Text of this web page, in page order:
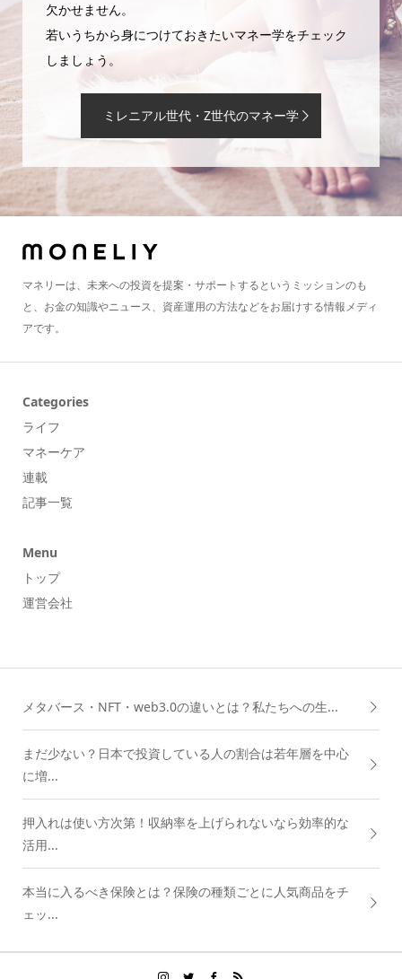
欠かせません。
若いうちから身につけておきたいマネー学をチェック
しましょう。
ミレニアル世代・Z世代のマネー学
マネリーは、未来への投資を提案・サポートするというミッションのも
と、お金の知識やニュース、資産運用の方法などをお届けする情報メディ
アです。
Categories
ライフ
マネーケア
連載
記事一覧
Menu
トップ
運営会社
メタバース・NFT・web3.0の違いとは？私たちへの生...
まだ少ない？日本で投資している人の割合は若年層を中心
に増...
押入れは使い方次第！収納率を上げられないなら効率的な
活用...
本当に入るべき保険とは？保険の種類ごとに人気商品をチ
ェッ...